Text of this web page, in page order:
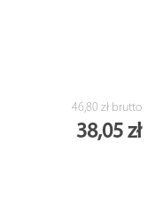
46,80 zł brutto
38,05 zł